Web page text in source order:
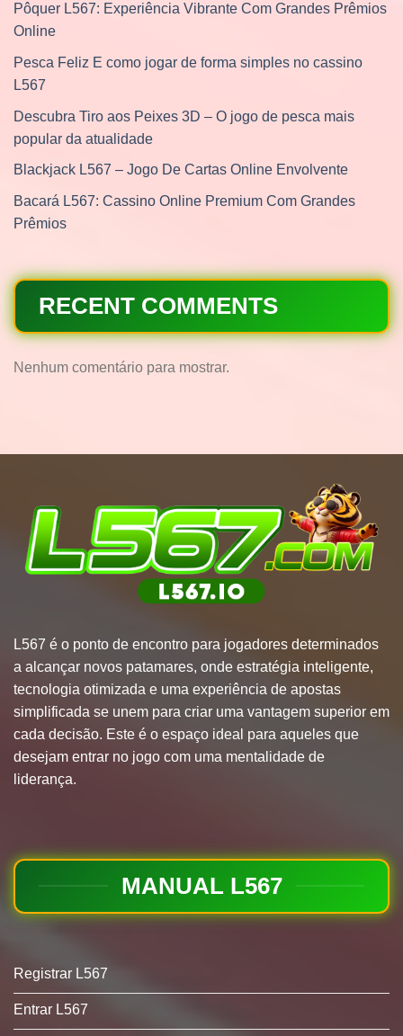
Pôquer L567: Experiência Vibrante Com Grandes Prêmios
Online
Pesca Feliz E como jogar de forma simples no cassino
L567
Descubra Tiro aos Peixes 3D – O jogo de pesca mais
popular da atualidade
Blackjack L567 – Jogo De Cartas Online Envolvente
Bacará L567: Cassino Online Premium Com Grandes
Prêmios
RECENT COMMENTS
Nenhum comentário para mostrar.
L567 é o ponto de encontro para jogadores determinados
a alcançar novos patamares, onde estratégia inteligente,
tecnologia otimizada e uma experiência de apostas
simplificada se unem para criar uma vantagem superior em
cada decisão. Este é o espaço ideal para aqueles que
desejam entrar no jogo com uma mentalidade de
liderança.
MANUAL L567
Registrar L567
Entrar L567